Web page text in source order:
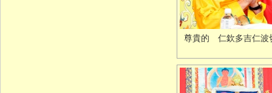
尊貴的 仁欽多吉仁波